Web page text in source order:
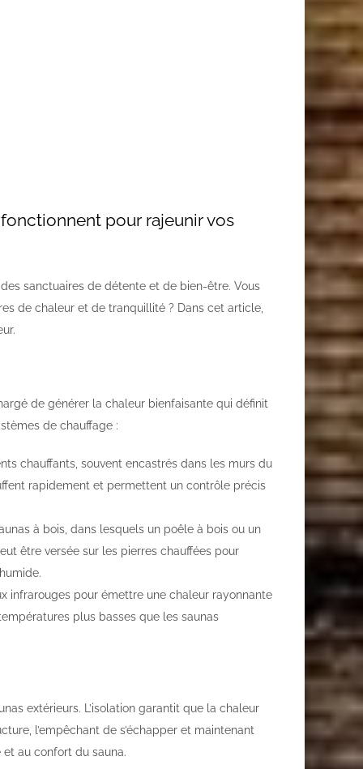
pour rajeunir vos
sanctuaires de détente et de bien-être. Vous
de chaleur et de tranquillité ? Dans cet article,
de générer la chaleur bienfaisante qui définit
de chauffage :
chauffants, souvent encastrés dans les murs du
rapidement et permettent un contrôle précis
à bois, dans lesquels un poêle à bois ou un
être versée sur les pierres chauffées pour
infrarouges pour émettre une chaleur rayonnante
plus basses que les saunas
extérieurs. L’isolation garantit que la chaleur
l’empêchant de s’échapper et maintenant
et au confort du sauna.